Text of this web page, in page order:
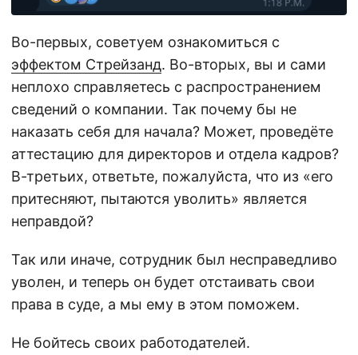
Во-первых, советуем ознакомиться с
эффектом Стрейзанд. Во-вторых, вы и сами
неплохо справляетесь с распространением
сведений о компании. Так почему бы не
наказать себя для начала? Может, проведёте
аттестацию для директоров и отдела кадров?
В-третьих, ответьте, пожалуйста, что из «его
притесняют, пытаются уволить» является
неправдой?
Так или иначе, сотрудник был несправедливо
уволен, и теперь он будет отстаивать свои
права в суде, а мы ему в этом поможем.
Не бойтесь своих работодателей.